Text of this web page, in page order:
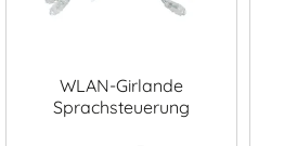
WLAN-Girlande
Sprachsteuerung